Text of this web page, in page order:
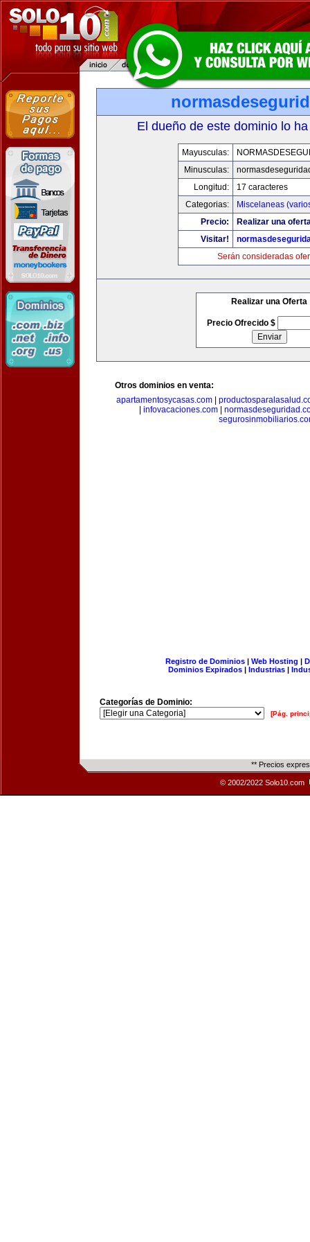
El dueño de este dominio lo
Mayusculas:
Minusculas:
Longitud:
17 caracteres
Categorias:
Miscelaneas
Precio:
Realizar una
Visitar!
Serán consideradas
Realizar una Oferta
Precio Ofrecido $
Otros dominios en venta:
apartamentosycasas.com
infovacaciones.com|
Registro de Dominios| Web Hosting |
Dominios Expirados | Industrias |
Categorías de Dominio:
[Pág.
** Precios
© 2002/2022 Solo10.com